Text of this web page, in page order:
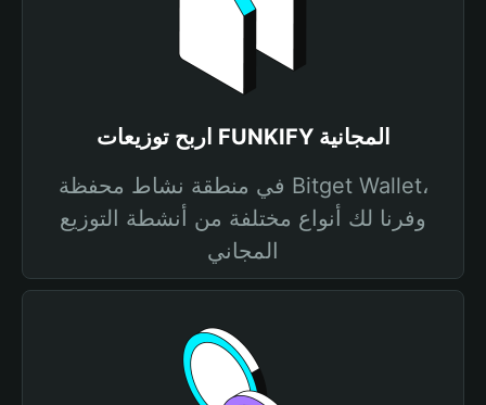
اربح توزيعات FUNKIFY المجانية
في منطقة نشاط محفظة Bitget Wallet،
وفرنا لك أنواع مختلفة من أنشطة التوزيع
المجاني